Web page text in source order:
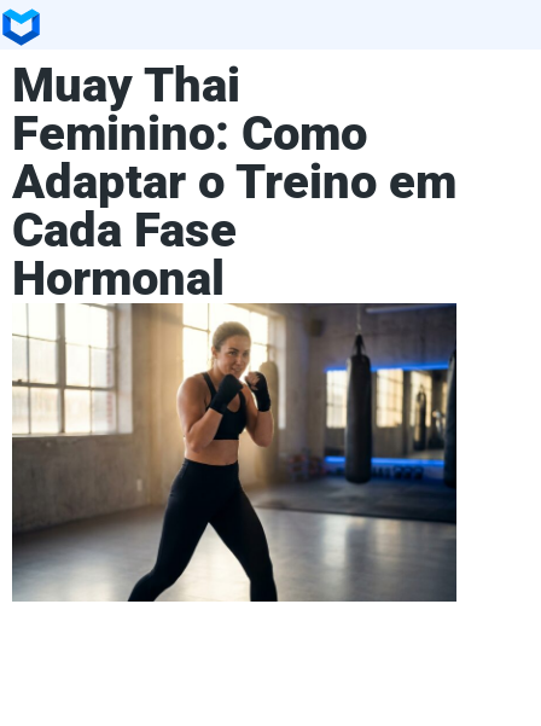
Muay Thai
Feminino: Como
Adaptar o Treino em
Cada Fase
Hormonal